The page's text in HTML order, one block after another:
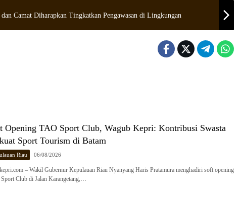
Camat Diharapkan Tingkatkan Pengawasan di Lingkungan
Opening TAO Sport Club, Wagub Kepri: Kontribusi Swasta
Sport Tourism di Batam
Riau 06/08/2026
– Wakil Gubernur Kepulauan Riau Nyanyang Haris Pratamura menghadiri soft opening
Club di Jalan Karangetang,…